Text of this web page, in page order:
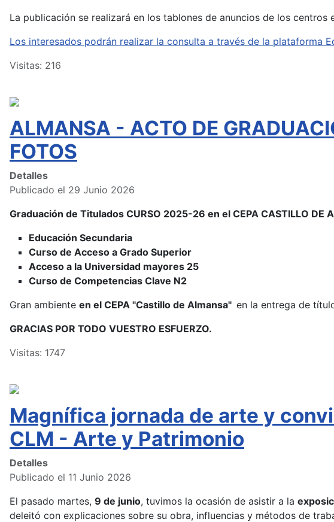
La publicación se realizará en los tablones de anuncios de los
Los interesados podrán realizar la consulta a través de la plataforma
Visitas: 216
ALMANSA - ACTO DE
FOTOS
Detalles
Publicado el 29 Junio 2026
Graduación de Titulados CURSO 2025-26 en el CEPA CASTILLO DE
Educación Secundaria
Curso de Acceso a Grado Superior
Acceso a la Universidad mayores 25
Curso de Competencias Clave N2
Gran ambiente en el CEPA "Castillo de Almansa" en la entrega de
GRACIAS POR TODO VUESTRO ESFUERZO.
Visitas: 1747
Magnífica jornada de arte y
CLM - Arte y Patrimonio
Detalles
Publicado el 11 Junio 2026
El pasado martes, 9 de junio, tuvimos la ocasión de asistir a la
deleitó con explicaciones sobre su obra, influencias y métodos de